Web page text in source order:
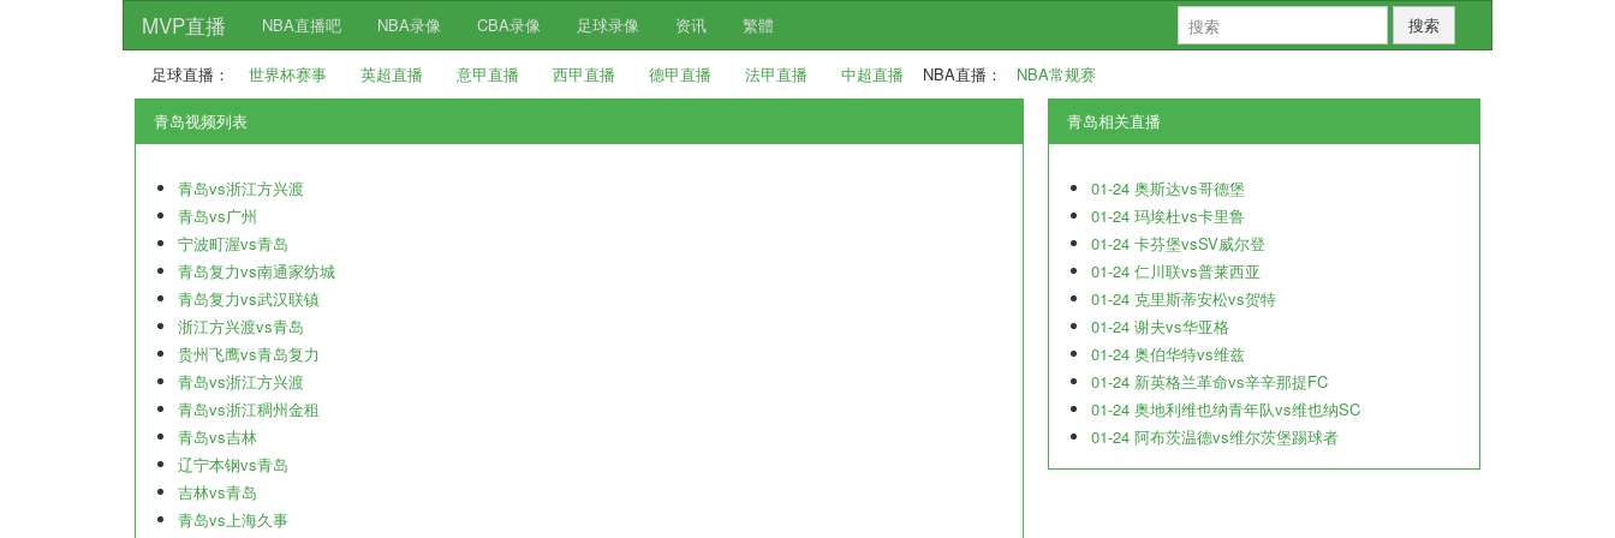
MVP直播 NBA直播吧 NBA录像 CBA录像 足球录像 资讯 繁體 搜索
足球直播： 世界杯赛事 英超直播 意甲直播 西甲直播 德甲直播 法甲直播 中超直播 NBA直播： NBA常规赛
青岛视频列表
青岛vs浙江方兴渡
青岛vs广州
宁波町渥vs青岛
青岛复力vs南通家纺城
青岛复力vs武汉联镇
浙江方兴渡vs青岛
贵州飞鹰vs青岛复力
青岛vs浙江方兴渡
青岛vs浙江稠州金租
青岛vs吉林
辽宁本钢vs青岛
吉林vs青岛
青岛vs上海久事
青岛相关直播
01-24 奥斯达vs哥德堡
01-24 玛埃杜vs卡里鲁
01-24 卡芬堡vsSV威尔登
01-24 仁川联vs普莱西亚
01-24 克里斯蒂安松vs贺特
01-24 谢夫vs华亚格
01-24 奥伯华特vs维兹
01-24 新英格兰革命vs辛辛那提FC
01-24 奥地利维也纳青年队vs维也纳SC
01-24 阿布茨温德vs维尔茨堡踢球者